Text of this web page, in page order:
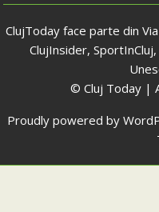
ClujToday face parte din
ClujInsider,
© Cluj Today |
Proudly powered by